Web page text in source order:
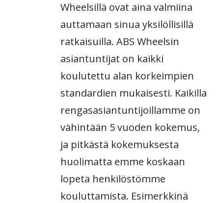
Wheelsillä ovat aina valmiina
auttamaan sinua yksilöllisillä
ratkaisuilla. ABS Wheelsin
asiantuntijat on kaikki
koulutettu alan korkeimpien
standardien mukaisesti. Kaikilla
rengasasiantuntijoillamme on
vähintään 5 vuoden kokemus,
ja pitkästä kokemuksesta
huolimatta emme koskaan
lopeta henkilöstömme
kouluttamista. Esimerkkinä